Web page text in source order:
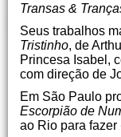
Transas &
Seus trabalhos
Tristinho, de
Princesa Isabel,
com direção de
Em São Paulo
Escorpião de
ao Rio para fazer